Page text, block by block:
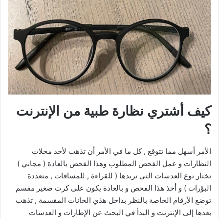
كيف أشتري نظارة طبية من الإنترنت
؟
الأمر أسهل مما تتوقع , كل ما في الأمر أن تذهب لأحد محلات
النظارات و عمل الفحص المطلوب وهذا الفحص بالعادة ( مجاني )
تختار نوع العدسات التي تريدها ( للقراءة , للمسافات , متعددة
البؤرات ) و أخذ هذا الفحص و بالعادة يكون على كرت صغير مقسم
توضع الأرقام الخاصة بالنظر بداخل هذي الخانات المقسمة , تذهب
بعدها إلى الإنترنت و البدأ في البحث عن الإطارات و العدسات